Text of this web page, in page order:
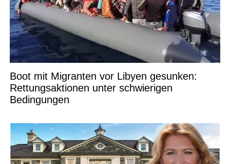
Boot mit Migranten vor Libyen gesunken:
Rettungsaktionen unter schwierigen
Bedingungen